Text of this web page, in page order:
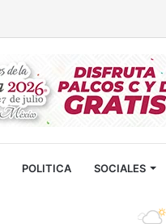
POLITICA SOCIALES